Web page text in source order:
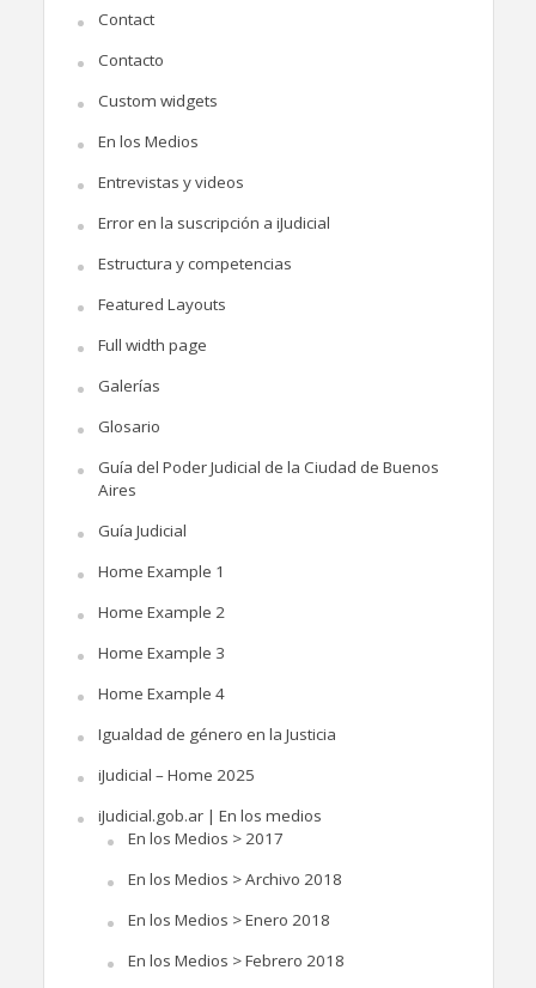
Contact
Contacto
Custom widgets
En los Medios
Entrevistas y videos
Error en la suscripción a iJudicial
Estructura y competencias
Featured Layouts
Full width page
Galerías
Glosario
Guía del Poder Judicial de la Ciudad de Buenos
Aires
Guía Judicial
Home Example 1
Home Example 2
Home Example 3
Home Example 4
Igualdad de género en la Justicia
iJudicial – Home 2025
iJudicial.gob.ar | En los medios
En los Medios > 2017
En los Medios > Archivo 2018
En los Medios > Enero 2018
En los Medios > Febrero 2018